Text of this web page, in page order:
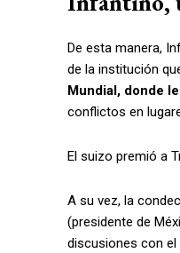
De esta manera,
de la institución
Mundial, donde
conflictos en
El suizo premió a
A su vez, la
(presidente de
discusiones con el